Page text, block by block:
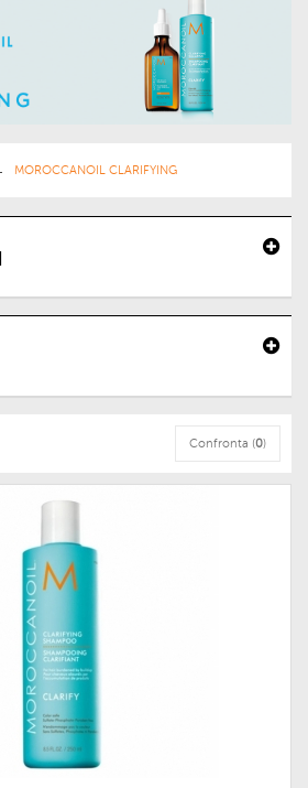
> MOROCCANOIL CLARIFYING
Confronta (0)